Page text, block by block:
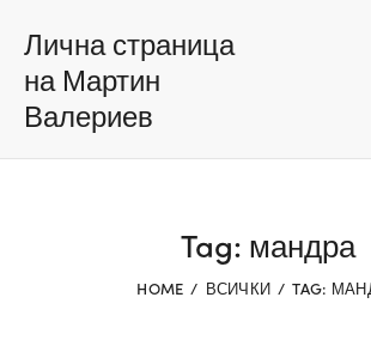
Лична страница
на Мартин
Валериев
Tag: мандра
HOME ВСИЧКИ TAG: